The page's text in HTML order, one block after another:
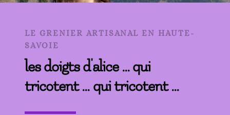
LE GRENIER ARTISANAL EN HAUTE-
SAVOIE
les doigts d'alice ... qui
tricotent ... qui tricotent ...